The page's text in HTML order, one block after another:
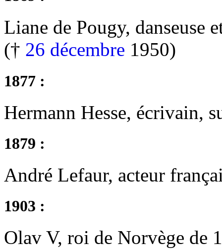
Liane de Pougy, danseuse
(† 26 décembre 1950)
1877 :
Hermann Hesse, écrivain,
1879 :
André Lefaur, acteur
1903 :
Olav V, roi de Norvège de